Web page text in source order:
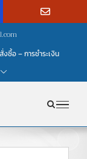
งซื้อ – การชำระเงิน